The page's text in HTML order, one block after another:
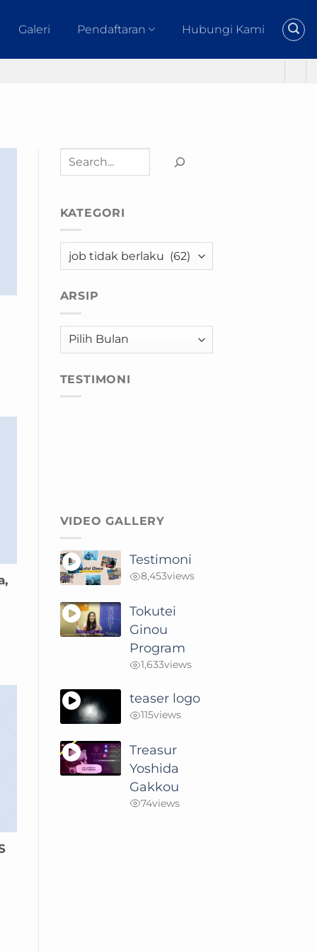
Galeri Pendaftaran Hubungi Kami
Cari
KATEGORI
Kategori
ARSIP
Arsip
TESTIMONI
VIDEO GALLERY
Testimoni
8,453views
Tokutei
Ginou
Program
1,633views
teaser logo
115views
Treasur
Yoshida
Gakkou
74views